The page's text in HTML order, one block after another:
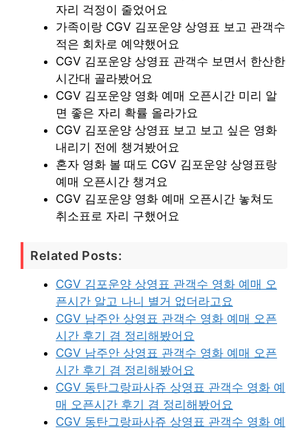
자리 걱정이 줄었어요
가족이랑 CGV 김포운양 상영표 보고 관객수
적은 회차로 예약했어요
CGV 김포운양 상영표 관객수 보면서 한산한
시간대 골라봤어요
CGV 김포운양 영화 예매 오픈시간 미리 알
면 좋은 자리 확률 올라가요
CGV 김포운양 상영표 보고 보고 싶은 영화
내리기 전에 챙겨봤어요
혼자 영화 볼 때도 CGV 김포운양 상영표랑
예매 오픈시간 챙겨요
CGV 김포운양 영화 예매 오픈시간 놓쳐도
취소표로 자리 구했어요
Related Posts:
CGV 김포운양 상영표 관객수 영화 예매 오
픈시간 알고 나니 별거 없더라고요
CGV 남주안 상영표 관객수 영화 예매 오픈
시간 후기 겸 정리해봤어요
CGV 남주안 상영표 관객수 영화 예매 오픈
시간 후기 겸 정리해봤어요
CGV 동탄그랑파사쥬 상영표 관객수 영화 예
매 오픈시간 후기 겸 정리해봤어요
CGV 동탄그랑파사쥬 상영표 관객수 영화 예